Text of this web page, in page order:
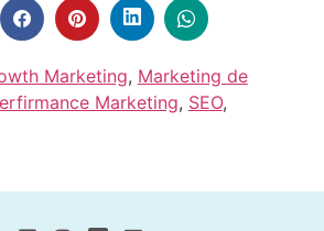
Marketing, Marketing de
Marketing, SEO,